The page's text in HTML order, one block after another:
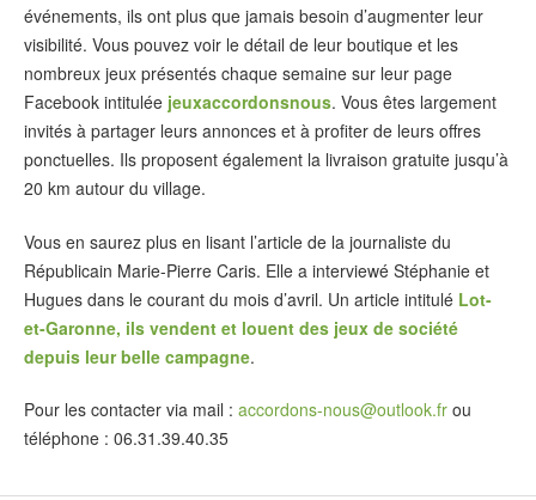
événements, ils ont plus que jamais besoin d’augmenter leur
visibilité. Vous pouvez voir le détail de leur boutique et les
nombreux jeux présentés chaque semaine sur leur page
Facebook intitulée jeuxaccordonsnous. Vous êtes largement
invités à partager leurs annonces et à profiter de leurs offres
ponctuelles. Ils proposent également la livraison gratuite jusqu’à
20 km autour du village.
Vous en saurez plus en lisant l’article de la journaliste du
Républicain Marie-Pierre Caris. Elle a interviewé Stéphanie et
Hugues dans le courant du mois d’avril. Un article intitulé Lot-
et-Garonne, ils vendent et louent des jeux de société
depuis leur belle campagne.
Pour les contacter via mail : accordons-nous@outlook.fr ou
téléphone : 06.31.39.40.35